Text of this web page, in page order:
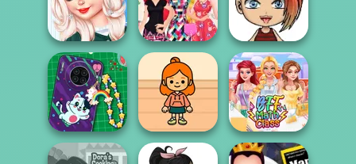
My Kawaii Winter
Scarf
Princesses
Kawaii Uniforms
Kawaii Looks
And Ma...
Princesses
Different Styles
Tokyo Or London
Style: Princes...
Kawaii Chibi
Avatar Maker